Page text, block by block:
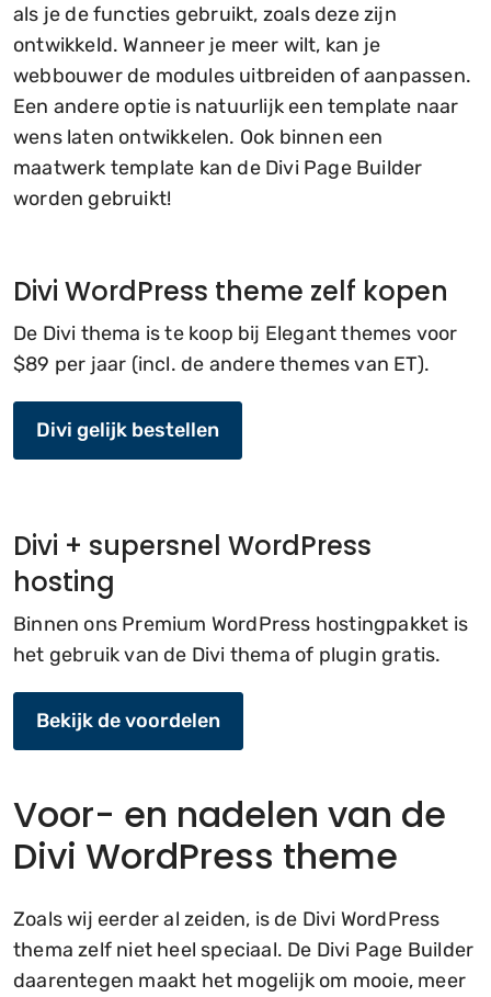
als je de functies gebruikt, zoals deze zijn
ontwikkeld. Wanneer je meer wilt, kan je
webbouwer de modules uitbreiden of aanpassen.
Een andere optie is natuurlijk een template naar
wens laten ontwikkelen. Ook binnen een
maatwerk template kan de Divi Page Builder
worden gebruikt!
Divi WordPress theme zelf kopen
De Divi thema is te koop bij Elegant themes voor
$89 per jaar (incl. de andere themes van ET).
Divi gelijk bestellen
Divi + supersnel WordPress
hosting
Binnen ons Premium WordPress hostingpakket is
het gebruik van de Divi thema of plugin gratis.
Bekijk de voordelen
Voor- en nadelen van de
Divi WordPress theme
Zoals wij eerder al zeiden, is de Divi WordPress
thema zelf niet heel speciaal. De Divi Page Builder
daarentegen maakt het mogelijk om mooie, meer